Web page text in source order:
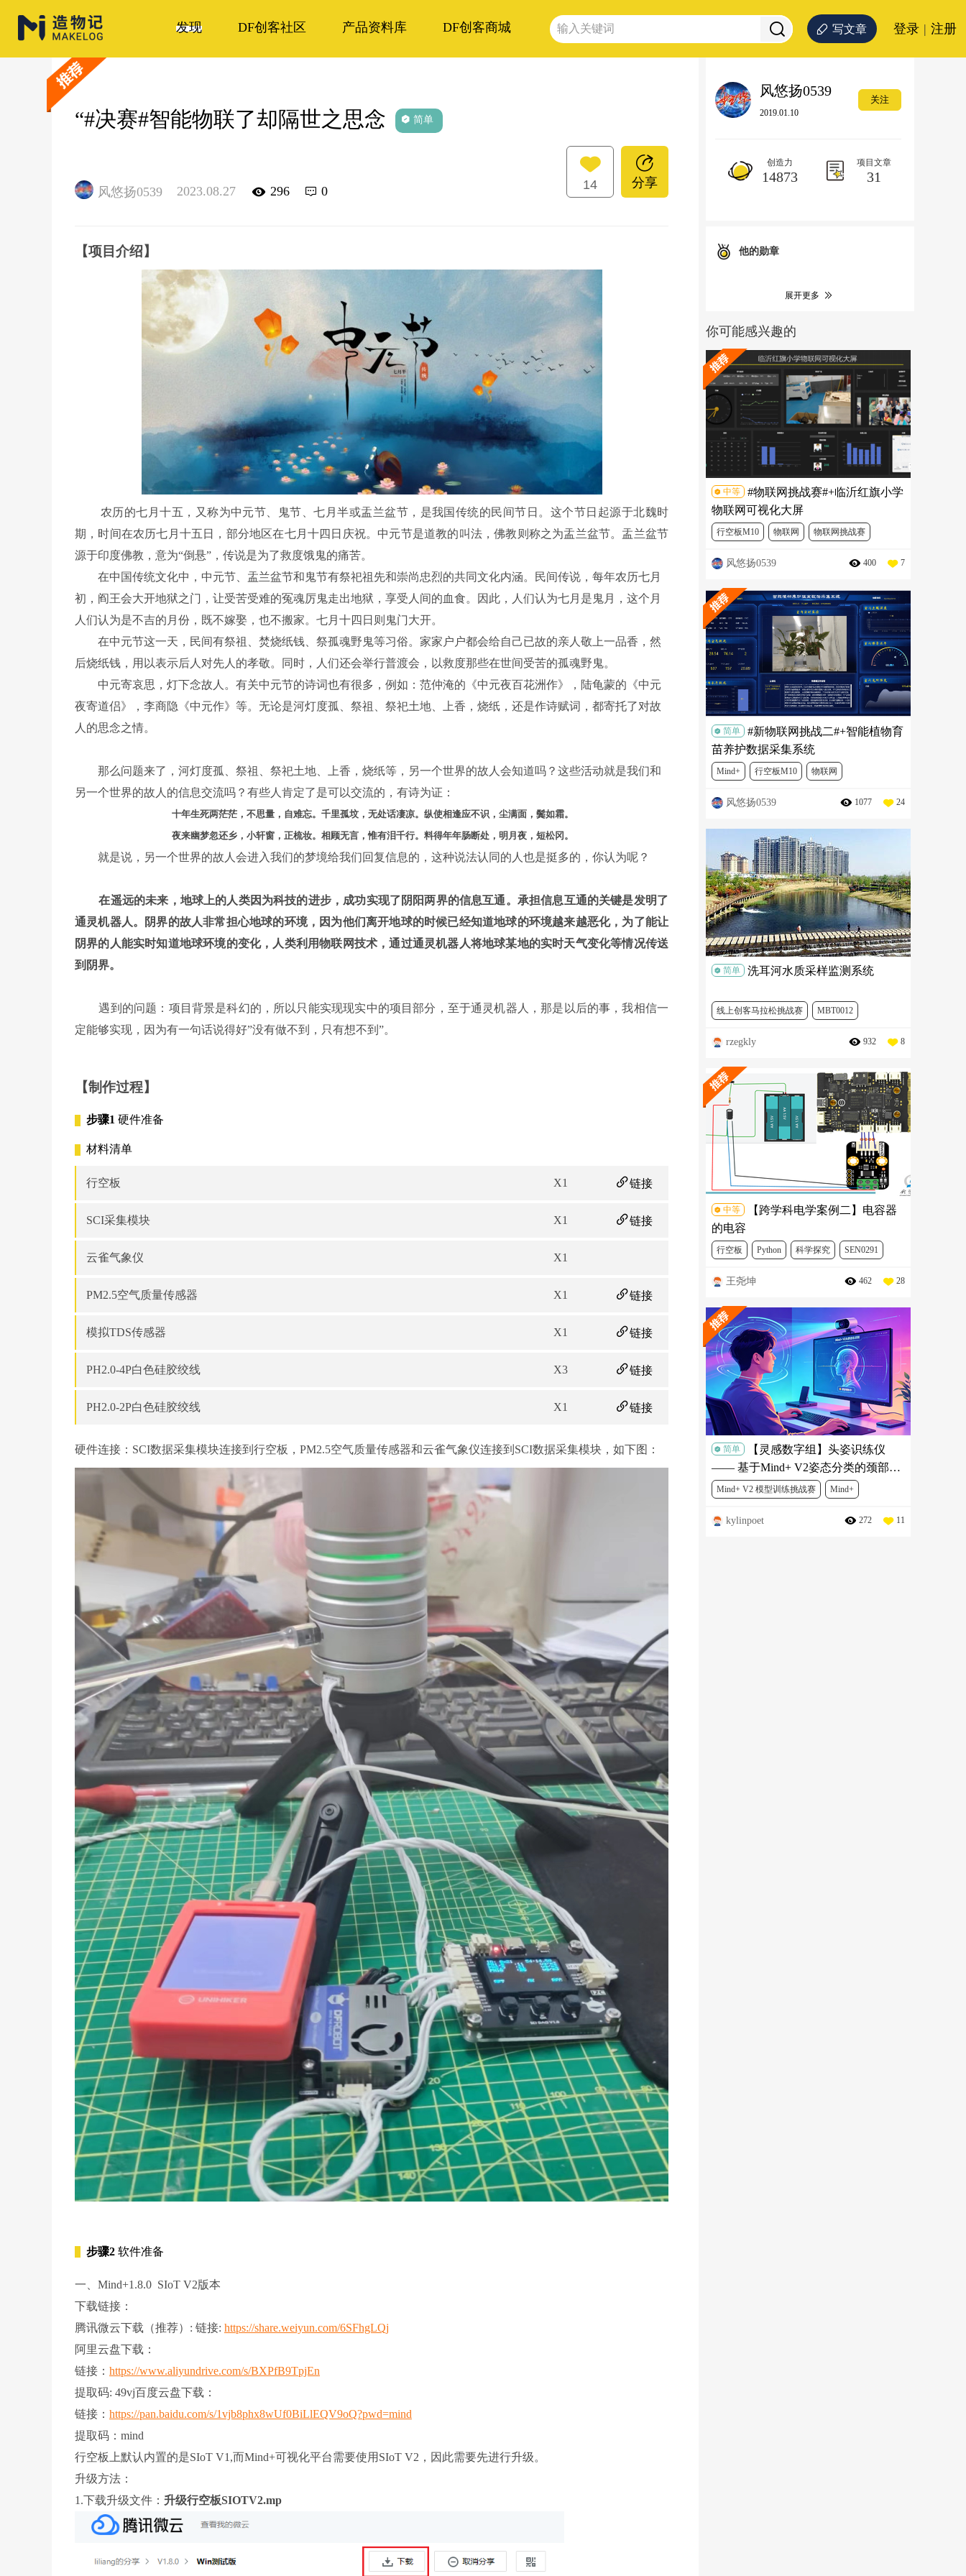
发现 DF创客社区 产品资料库 DF创客商城 写文章 登录 | 注册
“#决赛#智能物联了却隔世之思念 简单
风悠扬0539 2023.08.27 296 0 14 分享
【项目介绍】
农历的七月十五，又称为中元节、鬼节、七月半或盂兰盆节，是我国传统的民间节日。这个节日起源于北魏时
期，时间在农历七月十五日，部分地区在七月十四日庆祝。中元节是道教的叫法，佛教则称之为盂兰盆节。盂兰盆节
源于印度佛教，意为“倒悬”，传说是为了救度饿鬼的痛苦。
在中国传统文化中，中元节、盂兰盆节和鬼节有祭祀祖先和崇尚忠烈的共同文化内涵。民间传说，每年农历七月
初，阎王会大开地狱之门，让受苦受难的冤魂厉鬼走出地狱，享受人间的血食。因此，人们认为七月是鬼月，这个月
人们认为是不吉的月份，既不嫁娶，也不搬家。七月十四日则鬼门大开。
在中元节这一天，民间有祭祖、焚烧纸钱、祭孤魂野鬼等习俗。家家户户都会给自己已故的亲人敬上一品香，然
后烧纸钱，用以表示后人对先人的孝敬。同时，人们还会举行普渡会，以救度那些在世间受苦的孤魂野鬼。
中元寄哀思，灯下念故人。有关中元节的诗词也有很多，例如：范仲淹的《中元夜百花洲作》，陆龟蒙的《中元
夜寄道侣》，李商隐《中元作》等。无论是河灯度孤、祭祖、祭祀土地、上香，烧纸，还是作诗赋词，都寄托了对故
人的思念之情。
那么问题来了，河灯度孤、祭祖、祭祀土地、上香，烧纸等，另一个世界的故人会知道吗？这些活动就是我们和
另一个世界的故人的信息交流吗？有些人肯定了是可以交流的，有诗为证：
十年生死两茫茫，不思量，自难忘。千里孤坟，无处话凄凉。纵使相逢应不识，尘满面，鬓如霜。
夜来幽梦忽还乡，小轩窗，正梳妆。相顾无言，惟有泪千行。料得年年肠断处，明月夜，短松冈。
就是说，另一个世界的故人会进入我们的梦境给我们回复信息的，这种说法认同的人也是挺多的，你认为呢？
在遥远的未来，地球上的人类因为科技的进步，成功实现了阴阳两界的信息互通。承担信息互通的关键是发明了
通灵机器人。阴界的故人非常担心地球的环境，因为他们离开地球的时候已经知道地球的环境越来越恶化，为了能让
阴界的人能实时知道地球环境的变化，人类利用物联网技术，通过通灵机器人将地球某地的实时天气变化等情况传送
到阴界。
遇到的问题：项目背景是科幻的，所以只能实现现实中的项目部分，至于通灵机器人，那是以后的事，我相信一
定能够实现，因为有一句话说得好”没有做不到，只有想不到”。
【制作过程】
步骤1 硬件准备
材料清单
行空板 X1 链接
SCI采集模块 X1 链接
云雀气象仪 X1
PM2.5空气质量传感器 X1 链接
模拟TDS传感器 X1 链接
PH2.0-4P白色硅胶绞线 X3 链接
PH2.0-2P白色硅胶绞线 X1 链接
硬件连接：SCI数据采集模块连接到行空板，PM2.5空气质量传感器和云雀气象仪连接到SCI数据采集模块，如下图：
步骤2 软件准备
一、Mind+1.8.0 SIoT V2版本
下载链接：
腾讯微云下载（推荐）: 链接: https://share.weiyun.com/6SFhgLQj
阿里云盘下载：
链接： https://www.aliyundrive.com/s/BXPfB9TpjEn
提取码: 49vj百度云盘下载：
链接： https://pan.baidu.com/s/1vjb8phx8wUf0BiLlEQV9oQ?pwd=mind
提取码：mind
行空板上默认内置的是SIoT V1,而Mind+可视化平台需要使用SIoT V2，因此需要先进行升级。
升级方法：
1.下载升级文件： 升级行空板SIOTV2.mp
风悠扬0539
2019.01.10
关注
创造力
14873
项目文章
31
他的勋章
展开更多
你可能感兴趣的
中等
#物联网挑战赛#+临沂红旗小学
物联网可视化大屏
行空板M10 物联网 物联网挑战赛
新物联网解决方案挑战赛 Mind+ Python
风悠扬0539 400 7
简单
#新物联网挑战二#+智能植物育
苗养护数据采集系统
Mind+ 行空板M10 物联网
物联网挑战赛 SEN0322
FIT0914 SEN0228
DFR0999 SEN0193 SEN0232
SEN0244 SEN0334
风悠扬0539 1077 24
简单 洗耳河水质采样监测系统
线上创客马拉松挑战赛 MBT0012
SEN0244
rzegkly 932 8
中等
【跨学科电学案例二】电容器
的电容
行空板 Python 科学探究 SEN0291
DFR0706
王尧坤 462 28
简单
【灵感数字组】头姿识练仪
—— 基于Mind+ V2姿态分类的颈部舒
缓锻炼项目
Mind+ V2 模型训练挑战赛 Mind+
人工智能
kylinpoet 272 11